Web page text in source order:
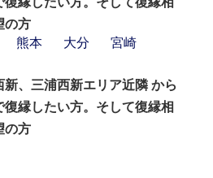
の方
熊本 大分
宮崎
、三浦西新エリア近隣 から
復縁したい方。そして復縁相
の方